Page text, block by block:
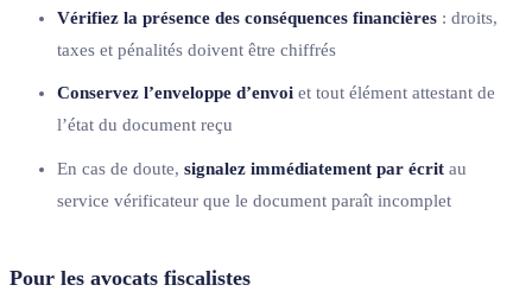
Vérifiez la présence des conséquences financières : droits,
taxes et pénalités doivent être chiffrés
Conservez l’enveloppe d’envoi et tout élément attestant de
l’état du document reçu
En cas de doute, signalez immédiatement par écrit au
service vérificateur que le document paraît incomplet
Pour les avocats fiscalistes